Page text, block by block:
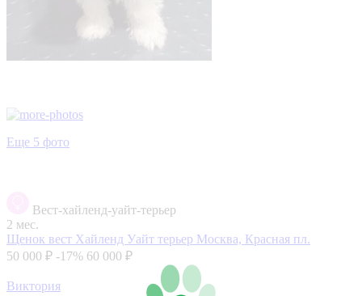
Еще 5 фото
Вест-хайленд-уайт-терьер
2 мес.
Щенок вест Хайленд Уайт терьер Москва, Красная пл.
50 000 ₽ -17% 60 000 ₽
Виктория